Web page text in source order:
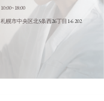
10:00~18:00
札幌市中央区北5条西26丁目 1-6 202